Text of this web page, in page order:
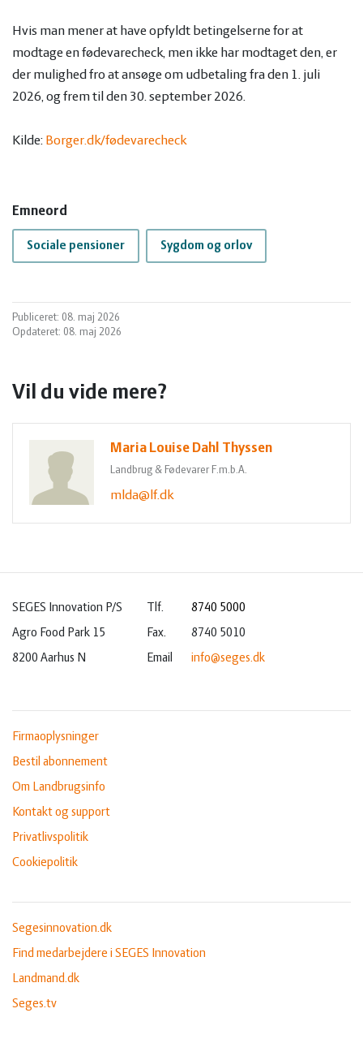
Hvis man mener at have opfyldt betingelserne for at
modtage en fødevarecheck, men ikke har modtaget den, er
der mulighed fro at ansøge om udbetaling fra den 1. juli
2026, og frem til den 30. september 2026.
Kilde: Borger.dk/fødevarecheck
Emneord
Sociale pensioner Sygdom og orlov
Publiceret: 08. maj 2026
Opdateret: 08. maj 2026
Vil du vide mere?
Maria Louise Dahl Thyssen
Landbrug & Fødevarer F.m.b.A.
mlda@lf.dk
SEGES Innovation P/S
Agro Food Park 15
8200 Aarhus N
Tlf.
8740 5000
Fax.
8740 5010
Email
info@seges.dk
Firmaoplysninger
Bestil abonnement
Om Landbrugsinfo
Kontakt og support
Privatlivspolitik
Cookiepolitik
Segesinnovation.dk
Find medarbejdere i SEGES Innovation
Landmand.dk
Seges.tv